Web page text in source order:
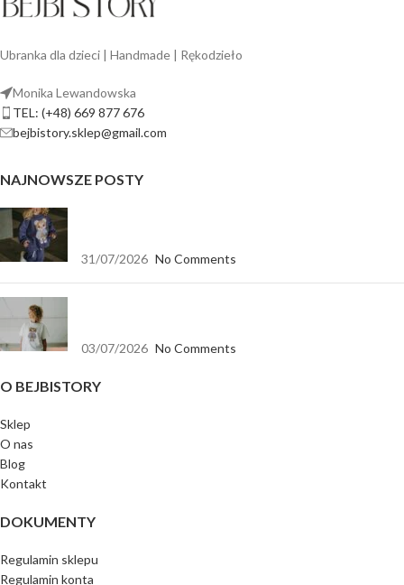
Ubranka dla dzieci | Handmade | Rękodzieło
Monika Lewandowska
TEL: (+48) 669 877 676
bejbistory.sklep@gmail.com
NAJNOWSZE POSTY
31/07/2026 No Comments
03/07/2026 No Comments
O BEJBISTORY
Sklep
O nas
Blog
Kontakt
DOKUMENTY
Regulamin sklepu
Regulamin konta